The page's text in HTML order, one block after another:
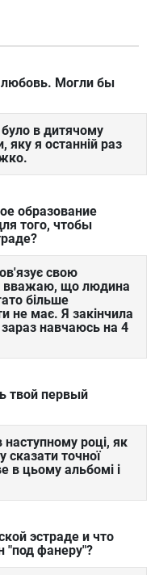
Могли бы
в дитячому
я останній раз
образование
того, чтобы
свою
вважаю, що людина
більше
не має. Я закінчила
навчаюсь на 4
твой первый
році, як
точної
в цьому альбомі і
эстраде и что
"под фанеру"?